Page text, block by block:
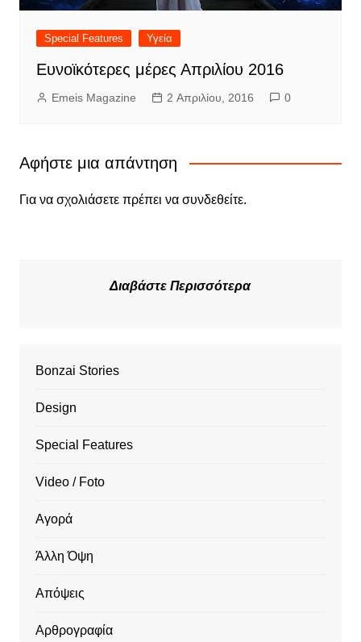
Special Features Υγεία
Ευνοϊκότερες μέρες Απριλίου 2016
Emeis Magazine 2 Απριλίου, 2016 0
Αφήστε μια απάντηση
Για να σχολιάσετε πρέπει να συνδεθείτε.
Διαβάστε Περισσότερα
Bonzai Stories
Design
Special Features
Video / Foto
Αγορά
Άλλη Όψη
Απόψεις
Αρθρογραφία